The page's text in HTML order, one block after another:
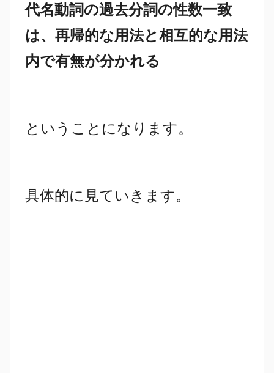
代名動詞の過去分詞の性数一致
は、再帰的な用法と相互的な用法
内で有無が分かれる
ということになります。
具体的に見ていきます。